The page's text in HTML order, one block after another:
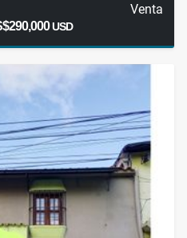
Venta
USD